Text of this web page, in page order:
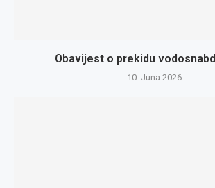
Obavijest o prekidu
10. Juna 2026.